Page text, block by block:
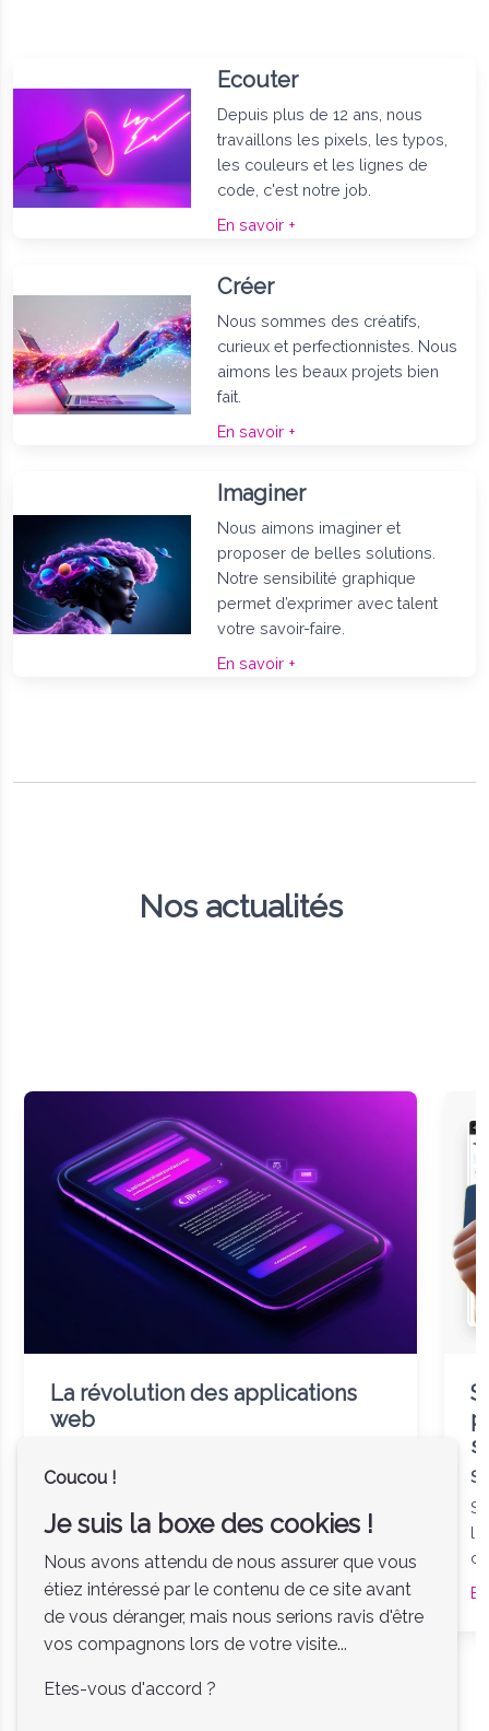
Ecouter
Depuis plus de 12 ans, nous
travaillons les pixels, les typos,
les couleurs et les lignes de
code, c'est notre job.
En savoir +
Créer
Nous sommes des créatifs,
curieux et perfectionnistes. Nous
aimons les beaux projets bien
fait.
En savoir +
Imaginer
Nous aimons imaginer et
proposer de belles solutions.
Notre sensibilité graphique
permet d’exprimer avec talent
votre savoir-faire.
En savoir +
Nos actualités
La révolution des applications
web
Les PWA : La Révolution Silencieuse des
utilisateurs exigeants des expériences
numériques rapides, fluides et accessibles,
une technologie s'impose comme une
révolution silencieuse : les PWA , ou
Progressive Web Apps . Ces applications
hybrides, à mi-chemin entre les sites web et
les applications natives, redéfinissent la
En savoir plus
Coucou !
Je suis la boxe des cookies !
Nous avons attendu de nous assurer que vous
étiez intéressé par le contenu de ce site avant
de vous déranger, mais nous serions ravis d'être
vos compagnons lors de votre visite...
Etes-vous d'accord ?